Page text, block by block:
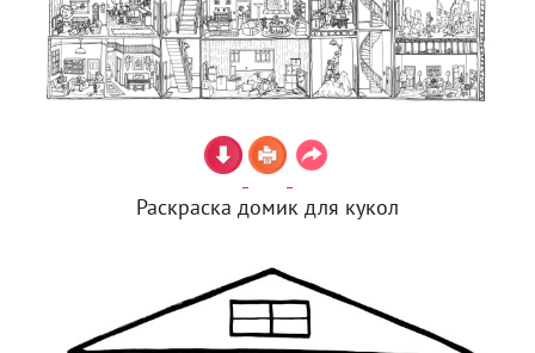
Раскраска домик для кукол